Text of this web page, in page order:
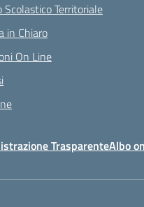
Scolastico Territoriale
in Chiaro
On Line
TrasparenteAlbo